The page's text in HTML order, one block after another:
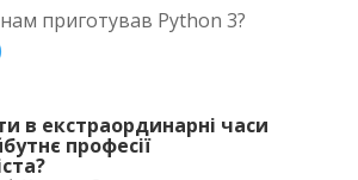
приготував Python 3?
в екстраординарні часи
професії